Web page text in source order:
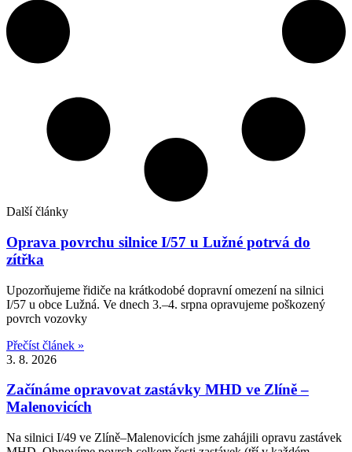
Další články
Oprava povrchu silnice I/57 u Lužné potrvá do
zítřka
Upozorňujeme řidiče na krátkodobé dopravní omezení na silnici
I/57 u obce Lužná. Ve dnech 3.–4. srpna opravujeme poškozený
povrch vozovky
Přečíst článek »
3. 8. 2026
Začínáme opravovat zastávky MHD ve Zlíně –
Malenovicích
Na silnici I/49 ve Zlíně–Malenovicích jsme zahájili opravu zastávek